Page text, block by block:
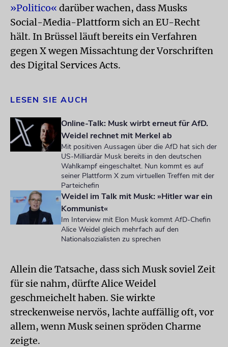
»Politico« darüber wachen, dass Musks
Social-Media-Plattform sich an EU-Recht
hält. In Brüssel läuft bereits ein Verfahren
gegen X wegen Missachtung der Vorschriften
des Digital Services Acts.
LESEN SIE AUCH
Online-Talk: Musk wirbt erneut für AfD.
Weidel rechnet mit Merkel ab
Mit positiven Aussagen über die AfD hat sich der
US-Milliardär Musk bereits in den deutschen
Wahlkampf eingeschaltet. Nun kommt es auf
seiner Plattform X zum virtuellen Treffen mit der
Parteichefin
Weidel im Talk mit Musk: »Hitler war ein
Kommunist«
Im Interview mit Elon Musk kommt AfD-Chefin
Alice Weidel gleich mehrfach auf den
Nationalsozialisten zu sprechen
Allein die Tatsache, dass sich Musk soviel Zeit
für sie nahm, dürfte Alice Weidel
geschmeichelt haben. Sie wirkte
streckenweise nervös, lachte auffällig oft, vor
allem, wenn Musk seinen spröden Charme
zeigte.